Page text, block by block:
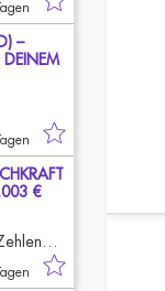
–
DEINEM
€